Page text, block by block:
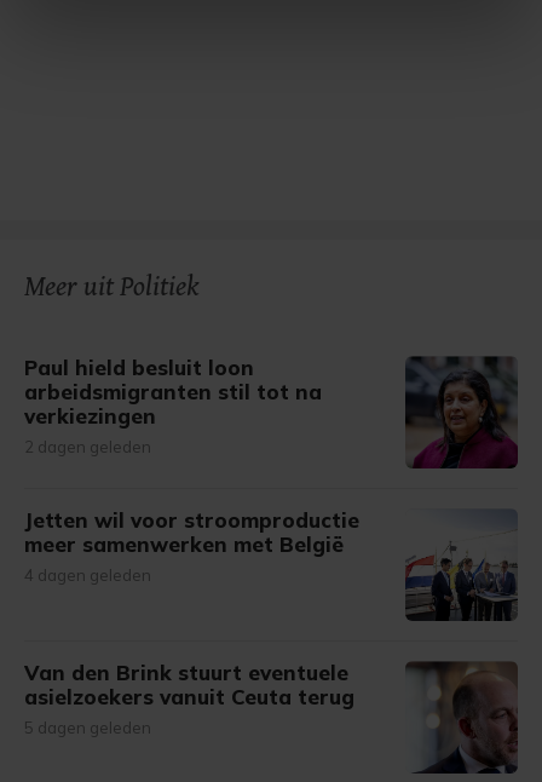
Meer uit Politiek
Paul hield besluit loon
arbeidsmigranten stil tot na
verkiezingen
2 dagen geleden
Jetten wil voor stroomproductie
meer samenwerken met België
4 dagen geleden
Van den Brink stuurt eventuele
asielzoekers vanuit Ceuta terug
5 dagen geleden